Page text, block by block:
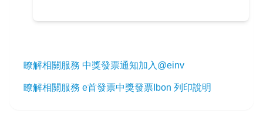
瞭解相關服務 中獎發票通知加入@einv
瞭解相關服務 e首發票中獎發票Ibon 列印說明